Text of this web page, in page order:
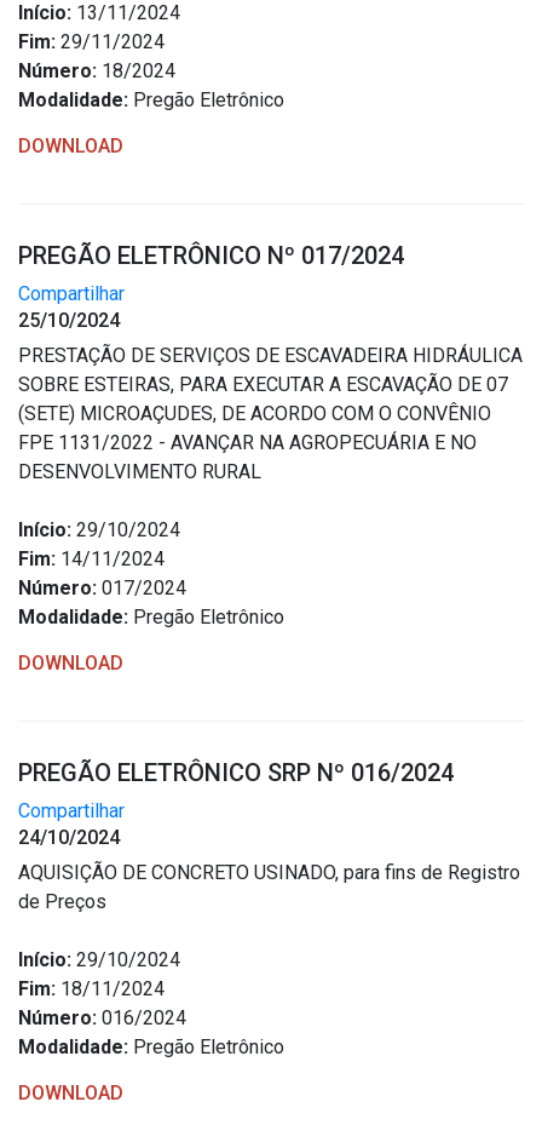
Início: 13/11/2024
Fim: 29/11/2024
Número: 18/2024
Modalidade: Pregão Eletrônico
DOWNLOAD
PREGÃO ELETRÔNICO Nº 017/2024
Compartilhar
25/10/2024
PRESTAÇÃO DE SERVIÇOS DE ESCAVADEIRA HIDRÁULICA
SOBRE ESTEIRAS, PARA EXECUTAR A ESCAVAÇÃO DE 07
(SETE) MICROAÇUDES, DE ACORDO COM O CONVÊNIO
FPE 1131/2022 - AVANÇAR NA AGROPECUÁRIA E NO
DESENVOLVIMENTO RURAL
Início: 29/10/2024
Fim: 14/11/2024
Número: 017/2024
Modalidade: Pregão Eletrônico
DOWNLOAD
PREGÃO ELETRÔNICO SRP Nº 016/2024
Compartilhar
24/10/2024
AQUISIÇÃO DE CONCRETO USINADO, para fins de Registro
de Preços
Início: 29/10/2024
Fim: 18/11/2024
Número: 016/2024
Modalidade: Pregão Eletrônico
DOWNLOAD